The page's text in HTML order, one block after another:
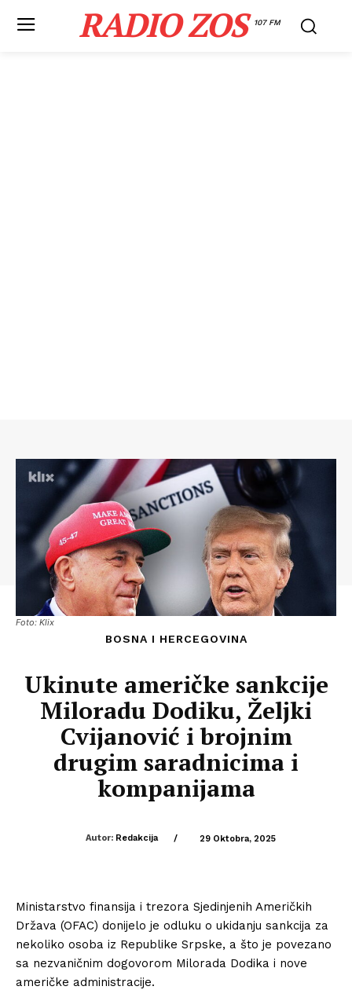
RADIO ZOS 107 FM
Foto: Klix
BOSNA I HERCEGOVINA
Ukinute američke sankcije
Miloradu Dodiku, Željki
Cvijanović i brojnim
drugim saradnicima i
kompanijama
Autor: Redakcija / 29 Oktobra, 2025
Ministarstvo finansija i trezora Sjedinjenih Američkih
Država (OFAC) donijelo je odluku o ukidanju sankcija za
nekoliko osoba iz Republike Srpske, a što je povezano
sa nezvaničnim dogovorom Milorada Dodika i nove
američke administracije.